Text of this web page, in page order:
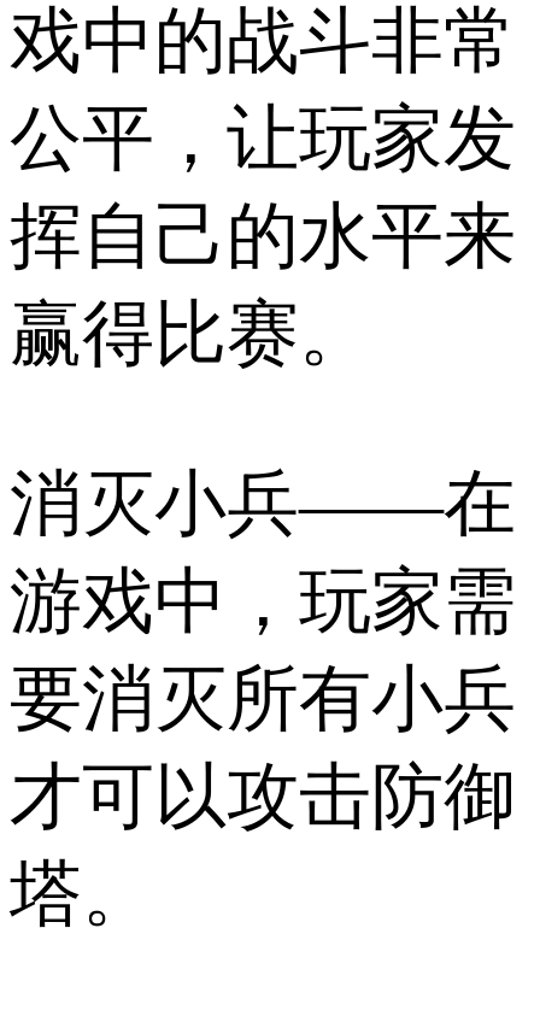
戏中的战斗非常
公平，让玩家发
挥自己的水平来
赢得比赛。
消灭小兵——在
游戏中，玩家需
要消灭所有小兵
才可以攻击防御
塔。